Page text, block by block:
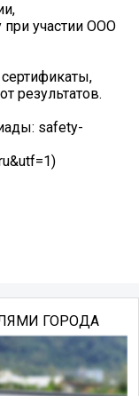
при участии ООО
результатов.
safety-
ГОРОДА